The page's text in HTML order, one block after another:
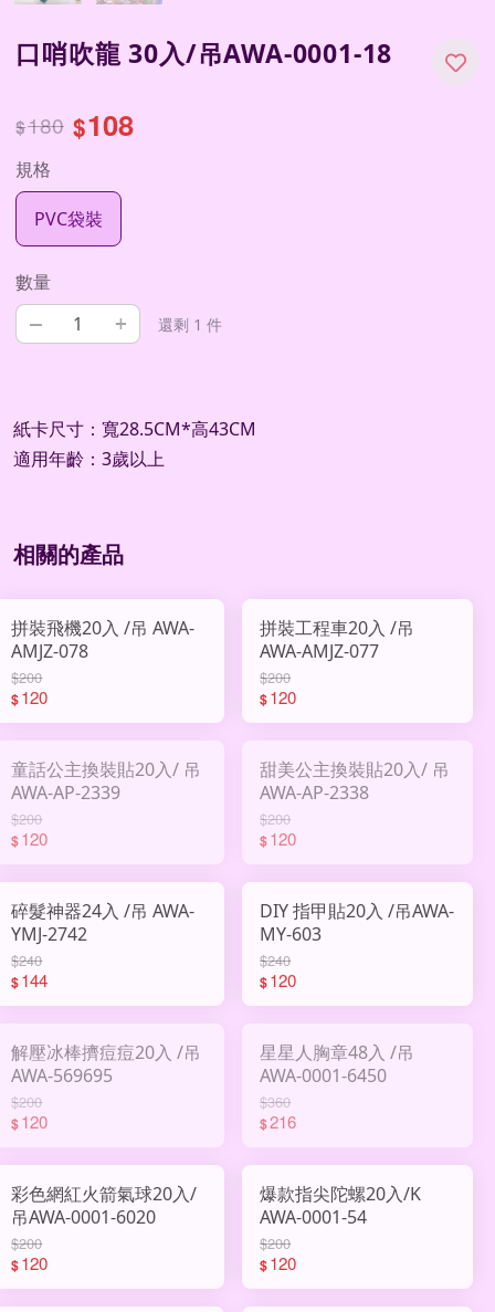
口哨吹龍 30入/吊AWA-0001-18
$180 $108
規格
PVC袋裝
數量
– + 還剩 1 件
紙卡尺寸：寬28.5CM*高43CM
適用年齡：3歲以上
相關的產品
拼裝飛機20入 /吊 AWA-
AMJZ-078
$200
$120
拼裝工程車20入 /吊
AWA-AMJZ-077
$200
$120
童話公主換裝貼20入/ 吊
AWA-AP-2339
$200
$120
甜美公主換裝貼20入/ 吊
AWA-AP-2338
$200
$120
碎髮神器24入 /吊 AWA-
YMJ-2742
$240
$144
DIY 指甲貼20入 /吊AWA-
MY-603
$240
$120
解壓冰棒擠痘痘20入 /吊
AWA-569695
$200
$120
星星人胸章48入 /吊
AWA-0001-6450
$360
$216
彩色網紅火箭氣球20入/
吊AWA-0001-6020
$200
$120
爆款指尖陀螺20入/K
AWA-0001-54
$200
$120